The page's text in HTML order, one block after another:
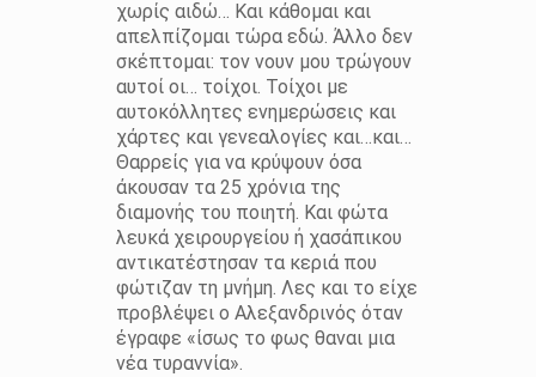
χωρίς αιδώ… Και κάθομαι και
απελπίζομαι τώρα εδώ. Άλλο δεν
σκέπτομαι: τον νουν μου τρώγουν
αυτοί οι… τοίχοι. Τοίχοι με
αυτοκόλλητες ενημερώσεις και
χάρτες και γενεαλογίες και…και…
Θαρρείς για να κρύψουν όσα
άκουσαν τα 25 χρόνια της
διαμονής του ποιητή. Και φώτα
λευκά χειρουργείου ή χασάπικου
αντικατέστησαν τα κεριά που
φώτιζαν τη μνήμη. Λες και το είχε
προβλέψει ο Αλεξανδρινός όταν
έγραφε «ίσως το φως θαναι μια
νέα τυραννία».